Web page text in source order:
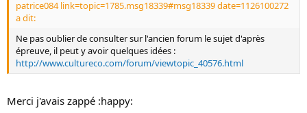
patrice084 link=topic=1785.msg18339#msg18339 date=1126100272
a dit:
Ne pas oublier de consulter sur l'ancien forum le sujet d'après
épreuve, il peut y avoir quelques idées :
http://www.cultureco.com/forum/viewtopic_40576.html
Merci j'avais zappé :happy: